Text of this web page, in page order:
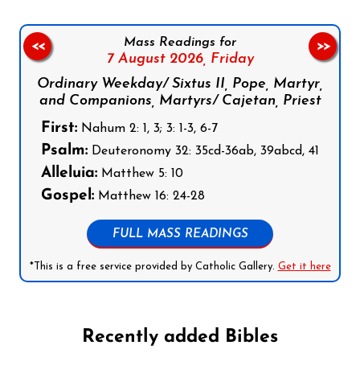
Mass Readings for
7 August 2026, Friday
Ordinary Weekday/ Sixtus II, Pope, Martyr,
and Companions, Martyrs/ Cajetan, Priest
First: Nahum 2: 1, 3; 3: 1-3, 6-7
Psalm: Deuteronomy 32: 35cd-36ab, 39abcd, 41
Alleluia: Matthew 5: 10
Gospel: Matthew 16: 24-28
FULL MASS READINGS
*This is a free service provided by Catholic Gallery. Get it here
<< >>
Recently added Bibles